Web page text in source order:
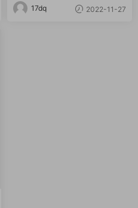
17dq 2022-11-27